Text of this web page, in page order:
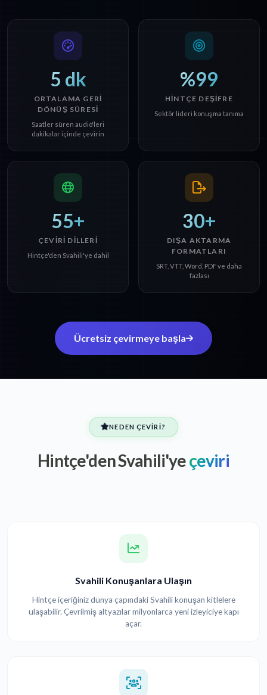
5 dk
ORTALAMA GERI
DÖNÜŞ SÜRESI
Saatler süren audio'leri
dakikalar içinde çevirin
%99
HINTÇE DEŞIFRE
Sektör lideri konuşma tanıma
55+
ÇEVIRI DILLERI
Hintçe'den Svahili'ye dahil
30+
DIŞA AKTARMA
FORMATLARI
SRT, VTT, Word, PDF ve daha
fazlası
Ücretsiz çevirmeye başla
NEDEN ÇEVIRI?
Hintçe'den Svahili'yeçeviri
Svahili Konuşanlara Ulaşın
Hintçe içeriğiniz dünya çapındaki Svahili konuşan kitlelere
ulaşabilir. Çevrilmiş altyazılar milyonlarca yeni izleyiciye kapı
açar.